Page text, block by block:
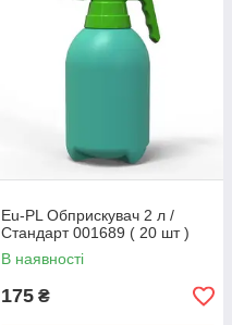
Eu-PL Обприскувач 2 л /
Стандарт 001689 ( 20 шт )
В наявності
175 ₴